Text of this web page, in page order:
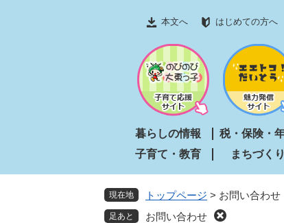
文
本文へ はじめての方へ
暮らしの情報 税・保険・
子育て・教育
まちづくり
現在地 トップページ > お問い合わせ
お問い合わせ